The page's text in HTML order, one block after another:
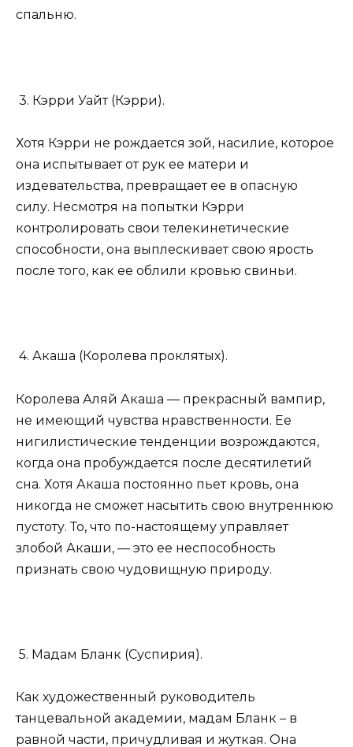
спальню.
3. Кэрри Уайт (Кэрри).
Хотя Кэрри не рождается зой, насилие, которое
она испытывает от рук ее матери и
издевательства, превращает ее в опасную
силу. Несмотря на попытки Кэрри
контролировать свои телекинетические
способности, она выплескивает свою ярость
после того, как ее облили кровью свиньи.
4. Акаша (Королева проклятых).
Королева Аляй Акаша — прекрасный вампир,
не имеющий чувства нравственности. Ее
нигилистические тенденции возрождаются,
когда она пробуждается после десятилетий
сна. Хотя Акаша постоянно пьет кровь, она
никогда не сможет насытить свою внутреннюю
пустоту. То, что по-настоящему управляет
злобой Акаши, — это ее неспособность
признать свою чудовищную природу.
5. Мадам Бланк (Суспирия).
Как художественный руководитель
танцевальной академии, мадам Бланк – в
равной части, причудливая и жуткая. Она